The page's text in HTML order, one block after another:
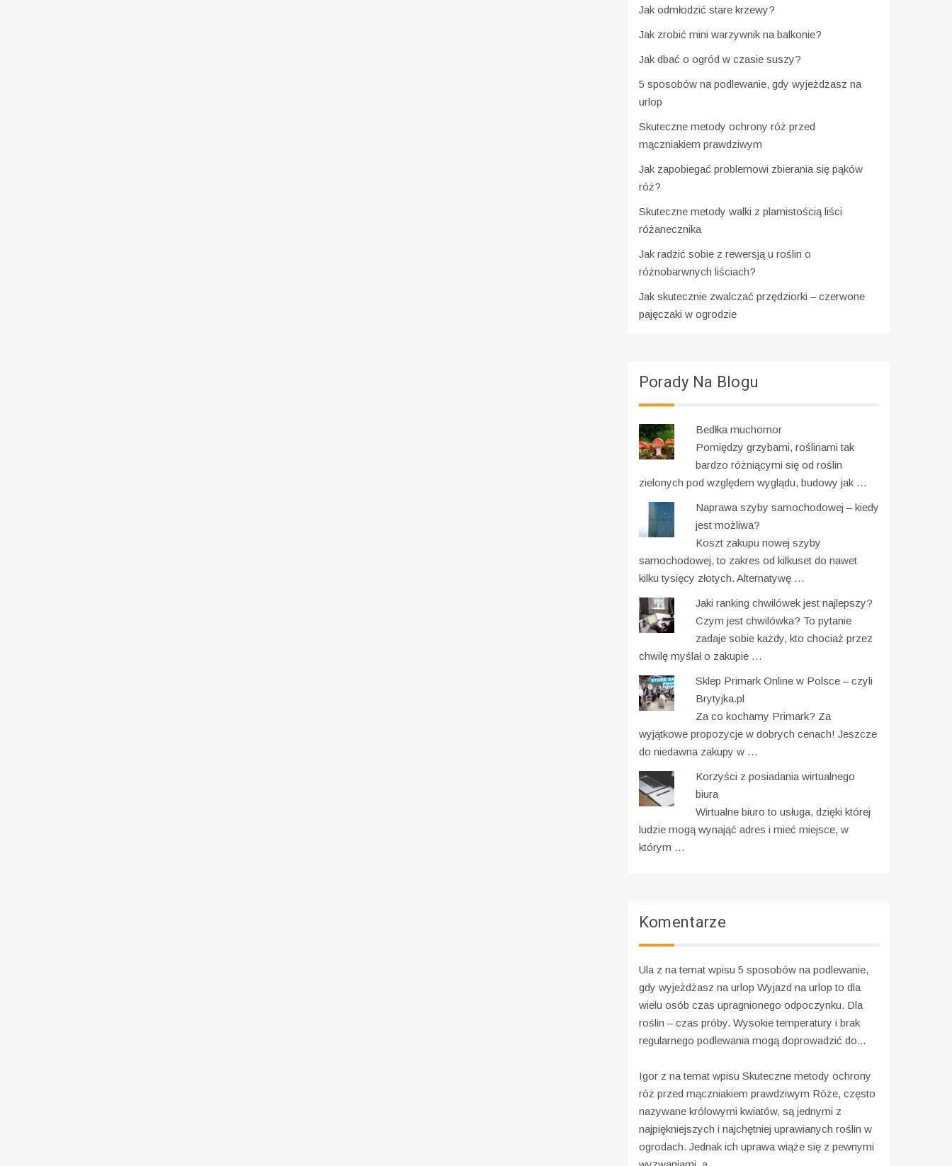
Jak odmłodzić stare krzewy?
Jak zrobić mini warzywnik na balkonie?
Jak dbać o ogród w czasie suszy?
5 sposobów na podlewanie, gdy wyjeżdżasz na
urlop
Skuteczne metody ochrony róż przed
mączniakiem prawdziwym
Jak zapobiegać problemowi zbierania się pąków
róż?
Skuteczne metody walki z plamistością liści
różanecznika
Jak radzić sobie z rewersją u roślin o
różnobarwnych liściach?
Jak skutecznie zwalczać przędziorki – czerwone
pajęczaki w ogrodzie
Porady Na Blogu
Bedłka muchomor
Pomiędzy grzybami, roślinami tak
bardzo różniącymi się od roślin
zielonych pod względem wyglądu, budowy jak …
Naprawa szyby samochodowej – kiedy
jest możliwa?
Koszt zakupu nowej szyby
samochodowej, to zakres od kilkuset do nawet
kilku tysięcy złotych. Alternatywę …
Jaki ranking chwilówek jest najlepszy?
Czym jest chwilówka? To pytanie
zadaje sobie każdy, kto chociaż przez
chwilę myślał o zakupie …
Sklep Primark Online w Polsce – czyli
Brytyjka.pl
Za co kochamy Primark? Za
wyjątkowe propozycje w dobrych cenach! Jeszcze
do niedawna zakupy w …
Korzyści z posiadania wirtualnego
biura
Wirtualne biuro to usługa, dzięki której
ludzie mogą wynająć adres i mieć miejsce, w
którym …
Komentarze
Ula z na temat wpisu 5 sposobów na podlewanie,
gdy wyjeżdżasz na urlop Wyjazd na urlop to dla
wielu osób czas upragnionego odpoczynku. Dla
roślin – czas próby. Wysokie temperatury i brak
regularnego podlewania mogą doprowadzić do...
Igor z na temat wpisu Skuteczne metody ochrony
róż przed mączniakiem prawdziwym Róże, często
nazywane królowymi kwiatów, są jednymi z
najpiękniejszych i najchętniej uprawianych roślin w
ogrodach. Jednak ich uprawa wiąże się z pewnymi